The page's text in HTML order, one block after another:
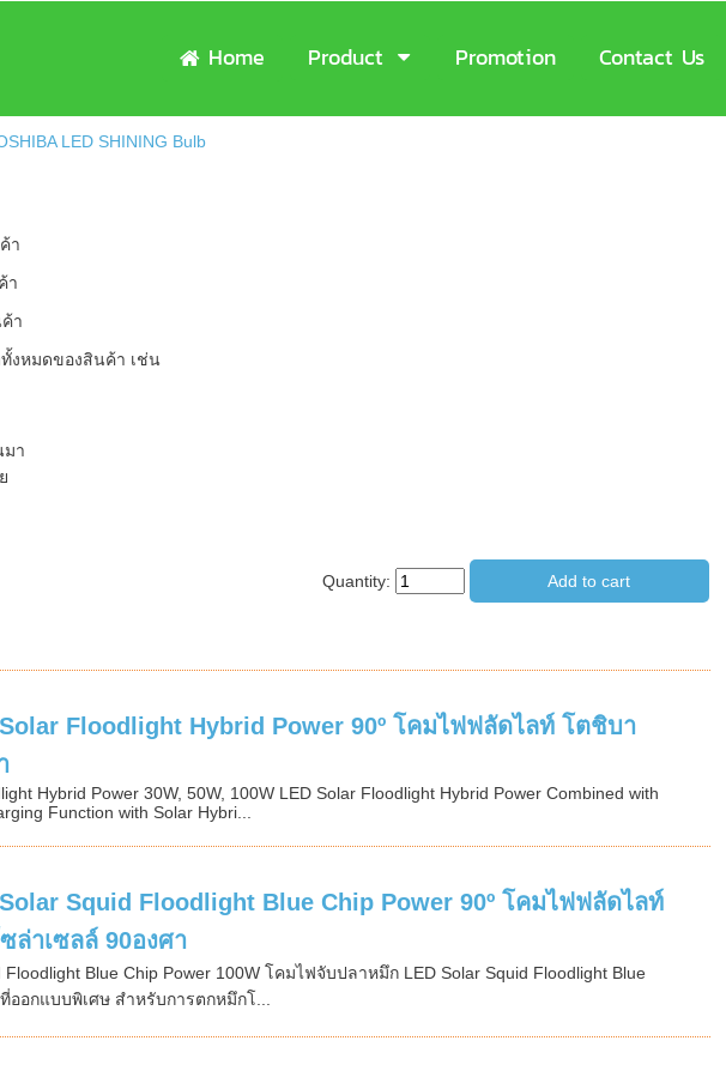
Home Product Promotion Contact Us
LED SHINING Bulb
า
า
า
งหมดของสินค้า เช่น
มา
Quantity:
Solar Floodlight Hybrid Power 90º โคมไฟฟลัดไลท์ โตชิบา
Hybrid Power 30W, 50W, 100W LED Solar Floodlight Hybrid Power Combined with
Function with Solar Hybri...
Solar Squid Floodlight Blue Chip Power 90º โคมไฟฟลัดไลท์
ล่าเซลล์ 90องศา
Floodlight Blue Chip Power 100W โคมไฟจับปลาหมึก LED Solar Squid Floodlight Blue
ออกแบบพิเศษ สำหรับการตกหมึกโ...